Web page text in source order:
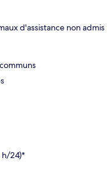
d'assistance non admis
h/24)*